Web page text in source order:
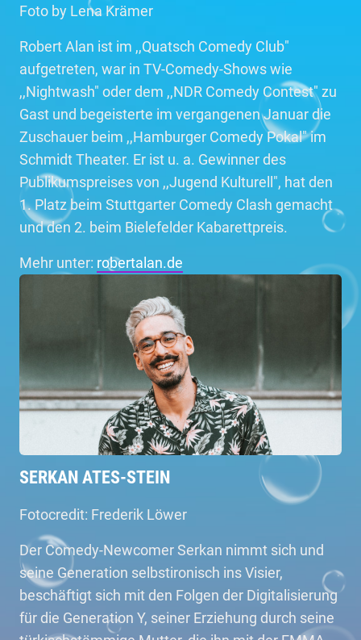
Foto by Lena Krämer
Robert Alan ist im ,,Quatsch Comedy Club"
aufgetreten, war in TV-Comedy-Shows wie
,,Nightwash" oder dem ,,NDR Comedy Contest" zu
Gast und begeisterte im vergangenen Januar die
Zuschauer beim ,,Hamburger Comedy Pokal" im
Schmidt Theater. Er ist u. a. Gewinner des
Publikumspreises von ,,Jugend Kulturell", hat den
1. Platz beim Stuttgarter Comedy Clash gemacht
und den 2. beim Bielefelder Kabarettpreis.
Mehr unter: robertalan.de
SERKAN ATES-STEIN
Fotocredit: Frederik Löwer
Der Comedy-Newcomer Serkan nimmt sich und
seine Generation selbstironisch ins Visier,
beschäftigt sich mit den Folgen der Digitalisierung
für die Generation Y, seiner Erziehung durch seine